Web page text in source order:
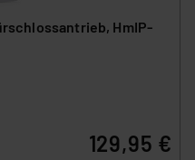
HmIP-
129,95 €